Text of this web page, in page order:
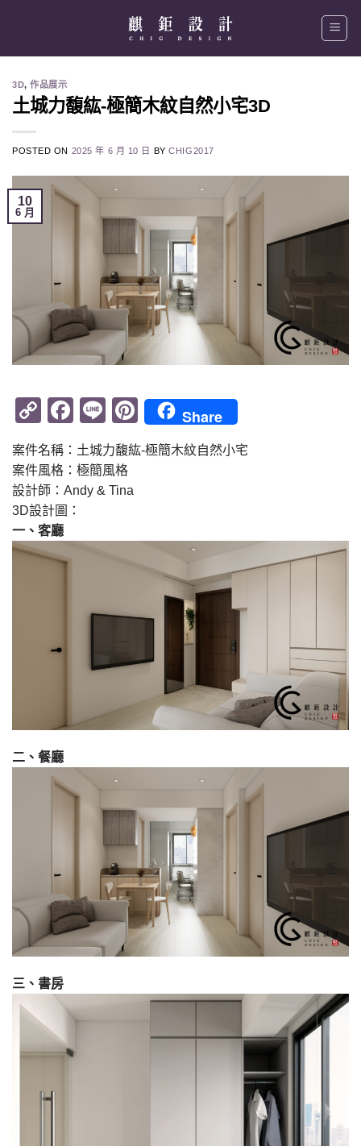
3D,作品展示
土城力馥紘-極簡木紋自然小宅3D
POSTED ON 2025 年 6 月 10 日 BYCHIG2017
10
6 月
Copy
Link
Facebook
LinePinterest
Share
案件名稱：土城力馥紘-極簡木紋自然小宅
案件風格：極簡風格
設計師：Andy & Tina
3D設計圖：
一、客廳
二、餐廳
三、書房